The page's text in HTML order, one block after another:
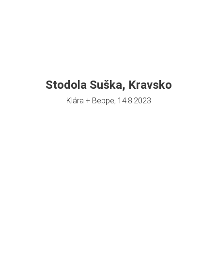
Stodola Suška, Kravsko
Klára + Beppe, 14.8.2023